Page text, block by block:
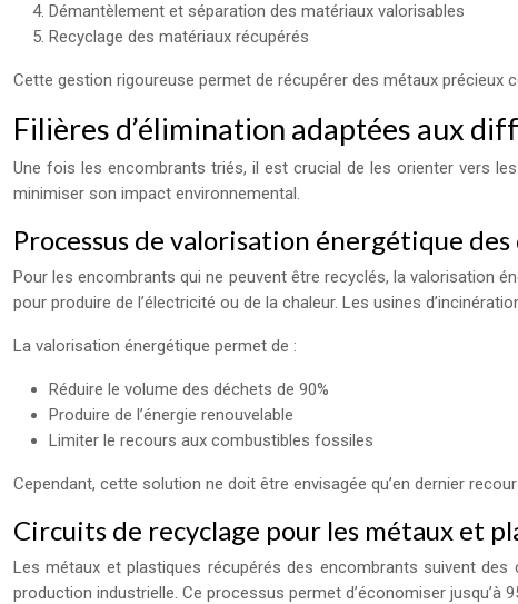
Démantèlement et séparation des matériaux valorisables
Recyclage des matériaux récupérés
Cette gestion rigoureuse permet de récupérer des métaux précieux
Filières d’élimination adaptées aux
Une fois les encombrants triés, il est crucial de les orienter vers
minimiser son impact environnemental.
Processus de valorisation énergétique
Pour les encombrants qui ne peuvent être recyclés, la valorisation
pour produire de l’électricité ou de la chaleur. Les usines
La valorisation énergétique permet de :
Réduire le volume des déchets de 90%
Produire de l’énergie renouvelable
Limiter le recours aux combustibles fossiles
Cependant, cette solution ne doit être envisagée qu’en dernier
Circuits de recyclage pour les métaux et
Les métaux et plastiques récupérés des encombrants suivent
production industrielle. Ce processus permet d’économiser jusqu’à